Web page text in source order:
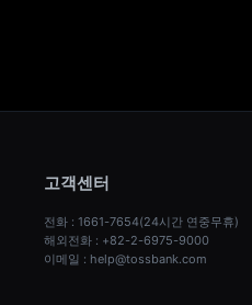
고객센터
전화 : 1661-7654(24시간 연중무휴)
해외전화 : +82-2-6975-9000
이메일 : help@tossbank.com